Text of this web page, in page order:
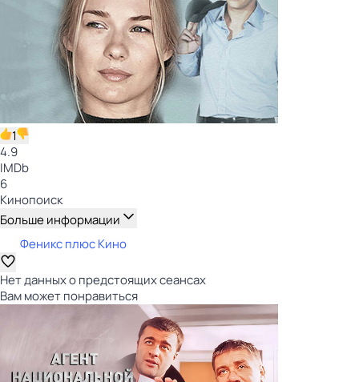
1
4.9
IMDb
6
Кинопоиск
Больше информации
Феникс плюс Кино
Нет данных о предстоящих сеансах
Вам может понравиться